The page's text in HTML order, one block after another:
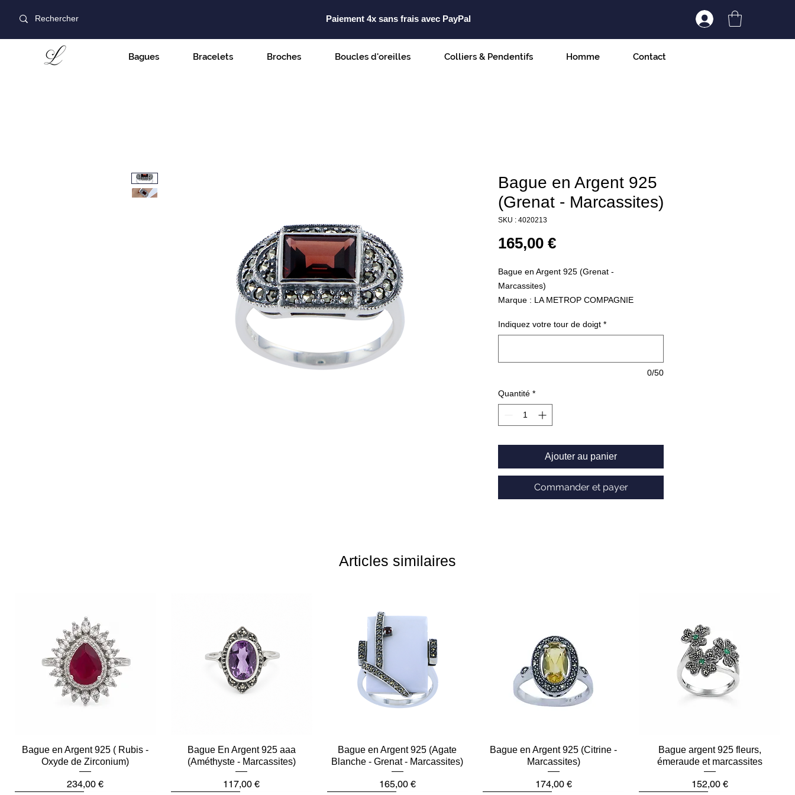
Paiement 4x sans frais avec PayPal Connexion/
Bagues Bracelets Broches Boucles d'oreilles Colliers & Pendentifs Homme Contact
Bague en Argent 925
(Grenat - Marcassites)
SKU : 4020213
165,00 €Prix
Bague en Argent 925 (Grenat -
Marcassites)
Marque : LA METROP COMPAGNIE
Indiquez votre tour de doigt *
0/50
Quantité *
Ajouter au panier
Commander et payer
Articles similaires
Aperçu rapide
Bague en Argent 925 ( Rubis -
Oxyde de Zirconium)
Prix
234,00 €
Aperçu rapide
Bague En Argent 925 aaa
(Améthyste - Marcassites)
Prix
117,00 €
Aperçu rapide
Bague en Argent 925 (Agate
Blanche - Grenat - Marcassites)
Prix
165,00 €
Aperçu rapide
Bague en Argent 925 (Citrine -
Marcassites)
Prix
174,00 €
Aperçu rapide
Bague argent 925 fleurs,
émeraude et marcassites
Prix
152,00 €